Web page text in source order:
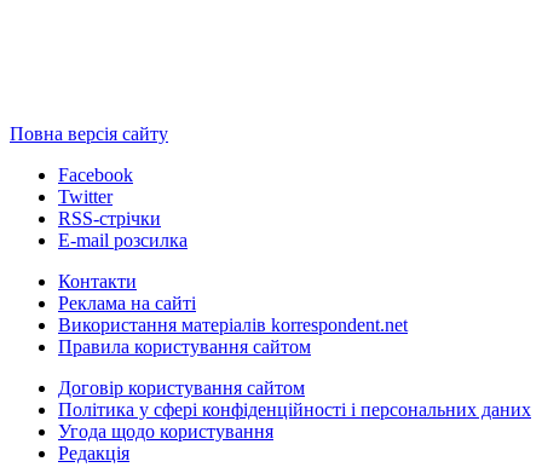
Повна версія сайту
Facebook
Twitter
RSS-стрічки
E-mail розсилка
Контакти
Реклама на сайті
Використання матеріалів korrespondent.net
Правила користування сайтом
Договір користування сайтом
Політика у сфері конфіденційності і персональних даних
Угода щодо користування
Редакція